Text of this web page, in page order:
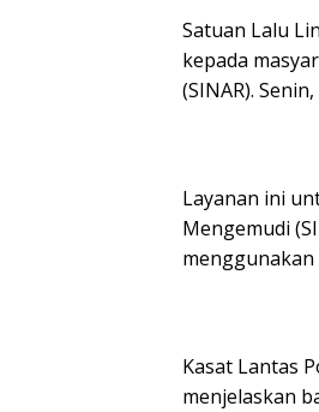
Satuan Lalu
kepada
(SINAR).
Layanan ini
Mengemudi
Kasat Lantas
menjelaskan